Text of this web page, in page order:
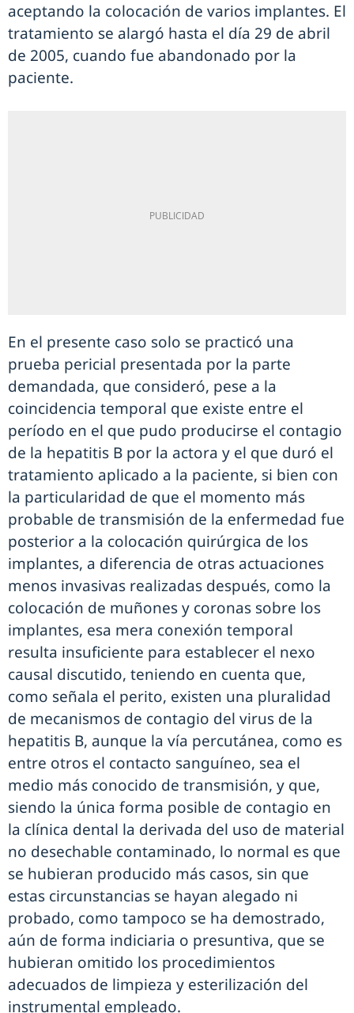
aceptando la colocación de varios implantes. El
tratamiento se alargó hasta el día 29 de abril
de 2005, cuando fue abandonado por la
paciente.
En el presente caso solo se practicó una
prueba pericial presentada por la parte
demandada, que consideró, pese a la
coincidencia temporal que existe entre el
período en el que pudo producirse el contagio
de la hepatitis B por la actora y el que duró el
tratamiento aplicado a la paciente, si bien con
la particularidad de que el momento más
probable de transmisión de la enfermedad fue
posterior a la colocación quirúrgica de los
implantes, a diferencia de otras actuaciones
menos invasivas realizadas después, como la
colocación de muñones y coronas sobre los
implantes, esa mera conexión temporal
resulta insuficiente para establecer el nexo
causal discutido, teniendo en cuenta que,
como señala el perito, existen una pluralidad
de mecanismos de contagio del virus de la
hepatitis B, aunque la vía percutánea, como es
entre otros el contacto sanguíneo, sea el
medio más conocido de transmisión, y que,
siendo la única forma posible de contagio en
la clínica dental la derivada del uso de material
no desechable contaminado, lo normal es que
se hubieran producido más casos, sin que
estas circunstancias se hayan alegado ni
probado, como tampoco se ha demostrado,
aún de forma indiciaria o presuntiva, que se
hubieran omitido los procedimientos
adecuados de limpieza y esterilización del
instrumental empleado.